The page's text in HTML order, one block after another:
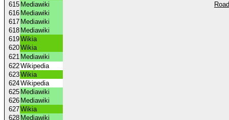
615 Mediawiki
616 Mediawiki
617 Mediawiki
618 Mediawiki
619Wikia
620Wikia
621 Mediawiki
622Wikipedia
623Wikia
624Wikipedia
625 Mediawiki
626 Mediawiki
627Wikia
628 Mediawiki